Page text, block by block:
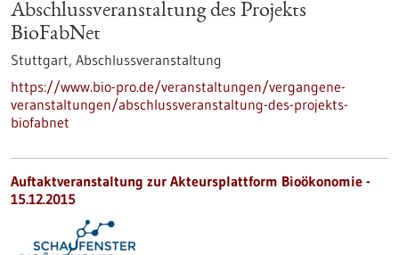
Abschlussveranstaltung des Projekts
BioFabNet
Stuttgart, Abschlussveranstaltung
https://www.bio-pro.de/veranstaltungen/vergangene-
veranstaltungen/abschlussveranstaltung-des-projekts-
biofabnet
Auftaktveranstaltung zur Akteursplattform Bioökonomie -
15.12.2015